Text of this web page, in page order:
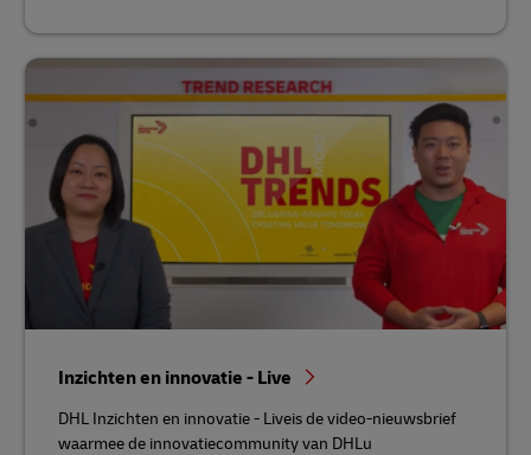
Inzichten en innovatie - Live
DHL Inzichten en innovatie - Liveis de video-nieuwsbrief
waarmee de innovatiecommunity van DHLu